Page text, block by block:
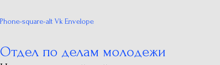
Phone-square-alt Vk Envelope
Отдел по делам молодежи